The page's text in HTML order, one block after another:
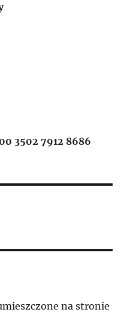
3502 7912 8686
na stronie